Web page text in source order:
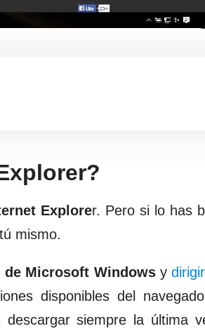
Explorer. Pero si lo has
mismo.
Microsoft Windowsy
disponibles del
siempre la última